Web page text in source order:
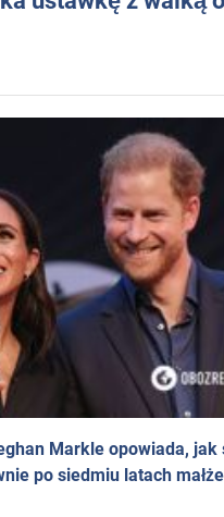
Markle opowiada, jak
po siedmiu latach